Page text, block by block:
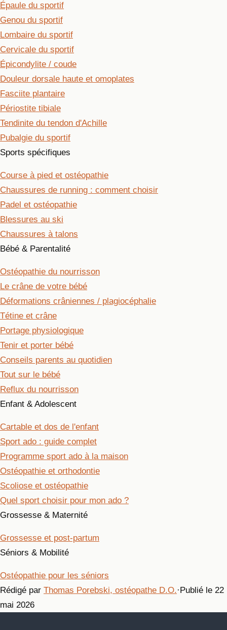
Épaule du sportif
Genou du sportif
Lombaire du sportif
Cervicale du sportif
Épicondylite / coude
Douleur dorsale haute et omoplates
Fasciite plantaire
Périostite tibiale
Tendinite du tendon d'Achille
Pubalgie du sportif
Sports spécifiques
Course à pied et ostéopathie
Chaussures de running : comment choisir
Padel et ostéopathie
Blessures au ski
Chaussures à talons
Bébé & Parentalité
Ostéopathie du nourrisson
Le crâne de votre bébé
Déformations crâniennes / plagiocéphalie
Tétine et crâne
Portage physiologique
Tenir et porter bébé
Conseils parents au quotidien
Tout sur le bébé
Reflux du nourrisson
Enfant & Adolescent
Cartable et dos de l'enfant
Sport ado : guide complet
Programme sport ado à la maison
Ostéopathie et orthodontie
Scoliose et ostéopathie
Quel sport choisir pour mon ado ?
Grossesse & Maternité
Grossesse et post-partum
Séniors & Mobilité
Ostéopathie pour les séniors
Rédigé par Thomas Porebski, ostéopathe D.O.·Publié le 22
mai 2026